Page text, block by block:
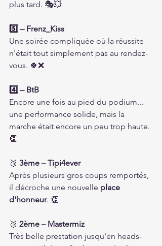
plus tard. 🎭💥
5️⃣ – Frenz_Kiss
Une soirée compliquée où la réussite
n'était tout simplement pas au rendez-
vous. 🍀❌
4️⃣ – BtB
Encore une fois au pied du podium...
une performance solide, mais la
marche était encore un peu trop haute.
👏
🥉 3ème – Tipi4ever
Après plusieurs gros coups remportés,
il décroche une nouvelle place
d'honneur. 👏
🥈 2ème – Mastermiz
Très belle prestation jusqu'en heads-